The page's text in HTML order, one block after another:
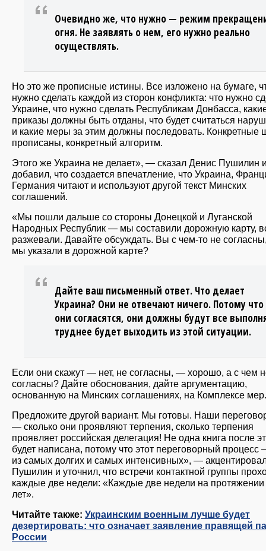
Очевидно же, что нужно — режим
огня. Не заявлять о нем, его нужно реально
осуществлять.
Но это же прописные истины. Все изложено на бумаге,
нужно сделать каждой из сторон конфликта: что нужно
Украине, что нужно сделать Республикам Донбасса,
приказы должны быть отданы, что будет считаться
и какие меры за этим должны последовать. Конкретные
прописаны, конкретный алгоритм.
Этого же Украина не делает», — сказал Денис Пушилин
добавил, что создается впечатление, что Украина,
Германия читают и используют другой текст Минских
соглашений.
«Мы пошли дальше со стороны Донецкой и Луганской
Народных Республик — мы составили дорожную карту,
разжевали. Давайте обсуждать. Вы с чем-то не
мы указали в дорожной карте?
Дайте ваш письменный ответ. Что делает
Украина? Они не отвечают ничего. Потому что
они согласятся, они должны будут все
труднее будет выходить из этой ситуации.
Если они скажут — нет, не согласны, — хорошо, а с чем
согласны? Дайте обоснования, дайте аргументацию,
основанную на Минских соглашениях, на Комплексе мер.
Предложите другой вариант. Мы готовы. Наши
— сколько они проявляют терпения, сколько терпения
проявляет российская делегация! Не одна книга после
будет написана, потому что этот переговорный процесс
из самых долгих и самых интенсивных», —
Пушилин и уточнил, что встречи контактной группы
каждые две недели: «Каждые две недели на
лет».
Читайте также: Украинским военным лучше будет
дезертировать: что означает заявление правящей
России